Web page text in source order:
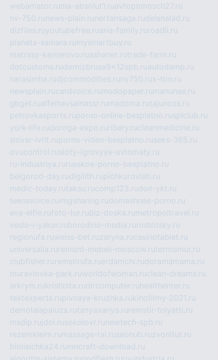
webamator.ru ma-absolut1.ruavtopomosch27.ru
nv-750.ru news-plain.ru nertansaga.rudelanalad.ru
dizfiles.ruyoutubefree.ruaria-family.ru roadli.ru
planeta-samara.ru mysmartbuy.ru
matrasy-kemerovo.ruashanet.rutrade-farm.ru
dotcustoms.rudomizbrusa9x12spb.ruautodamp.ru
narasimha.rudjcommodities.ru nv750.rux-ton.ru
newsplain.rucardvoice.ru modopaper.ru manunae.ru
gbget.rualfeihavsalnassr.ru madoma.rutajuncos.ru
petrovkasports.ruporno-online-besplatno.rusplclub.ru
york-life.rudoroga-expo.ru ribery.rucleanmedicine.ru
slovar-ivrit.ruporno-video-besplatno.ruseks-365.ru
ovucontrol.rusloty-igrovyye-avtomaty.ru
ru-industriya.ru russkoe-porno-besplatno.ru
belgorod-day.rudigilith.rupichkurovlab.ru
medic-today.rutaksu.rucomp123.rudon-ykt.ru
teensvoice.ru imgsharing.rudomashnee-porno.ru
eva-elfie.rufoto-tur.rubiz-doska.ru metropoltravel.ru
veslo-i-yakor.ruborodino-media.ru rostotsky.ru
regionufa.ruweiss-bet.ruzaryna.rucasinotablet.ru
universalia.ru remont-mebeli-moscow.rutermomur.ru
clubfisher.ru remstirufa.ruerdamchi.rudoramamama.ru
muraviovka-park.ruworldofwoman.ruclean-dreams.ru
arkrym.rukristinita.rudircomputer.ru healthenter.ru
textexperts.rupivnaya-kruzhka.rukinofilmy-2021.ru
demolalapaluza.rutanyavanya.ru remstir-tolyatti.ru
msdip.ru jdol.rusokolovr.ru newtech-spb.ru
rezemkleim.ru massage-tai.ruseonub.ruzvonitut.ru
biolisichka24.ru mncraft-download.ru